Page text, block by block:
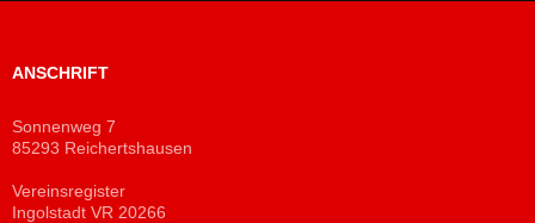
ANSCHRIFT
Sonnenweg 7
85293 Reichertshausen
Vereinsregister
Ingolstadt VR 20266